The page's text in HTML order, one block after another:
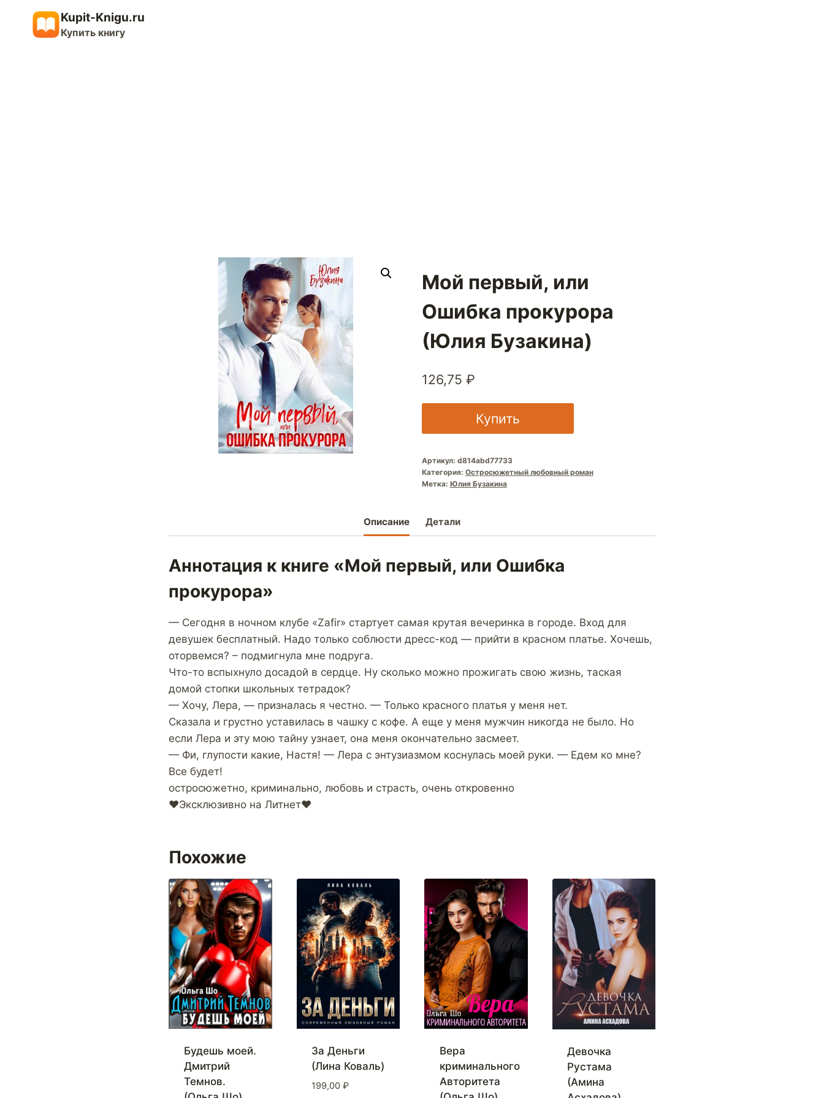
содержимому
Kupit-Knigu.ru
Купить книгу
Мой первый, или
Ошибка прокурора
(Юлия Бузакина)
126,75 ₽
Купить
Артикул: d814abd77733
Категория: Остросюжетный любовный роман
Метка: Юлия Бузакина
Описание Детали
Аннотация к книге «Мой первый, или Ошибка
прокурора»
— Сегодня в ночном клубе «Zafir» стартует самая крутая вечеринка в городе. Вход для
девушек бесплатный. Надо только соблюсти дресс-код — прийти в красном платье. Хочешь,
оторвемся? – подмигнула мне подруга.
Что-то вспыхнуло досадой в сердце. Ну сколько можно прожигать свою жизнь, таская
домой стопки школьных тетрадок?
— Хочу, Лера, — призналась я честно. — Только красного платья у меня нет.
Сказала и грустно уставилась в чашку с кофе. А еще у меня мужчин никогда не было. Но
если Лера и эту мою тайну узнает, она меня окончательно засмеет.
— Фи, глупости какие, Настя! — Лера с энтузиазмом коснулась моей руки. — Едем ко мне?
Все будет!
остросюжетно, криминально, любовь и страсть, очень откровенно
❤️Эксклюзивно на Литнет❤️
Похожие
Будешь моей.
Дмитрий
Темнов.
За Деньги
(Лина Коваль)
199,00 ₽
Вера
криминального
Авторитета
Девочка
Рустама
(Амина